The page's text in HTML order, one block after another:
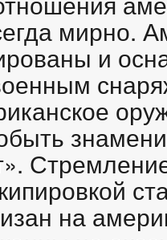
мирно.
и
на